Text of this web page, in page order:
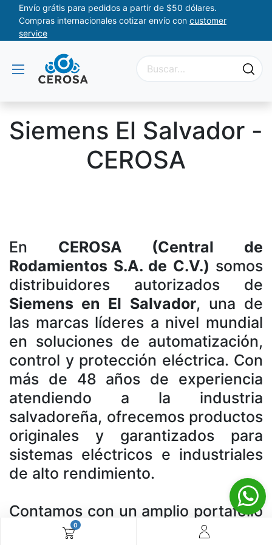
0
Envío grátis para pedidos a partir de $50 dólares.
Compras internacionales cotizar envío con customer
service
Siemens El Salvador -
CEROSA
En CEROSA (Central de
Rodamientos S.A. de C.V.) somos
distribuidores autorizados de
Siemens en El Salvador, una de
las marcas líderes a nivel mundial
en soluciones de automatización,
control y protección eléctrica. Con
más de 48 años de experiencia
atendiendo a la industria
salvadoreña, ofrecemos productos
originales y garantizados para
sistemas eléctricos e industriales
de alto rendimiento.
Contamos con un amplio portafolio
de productos Siemens, incluyendo